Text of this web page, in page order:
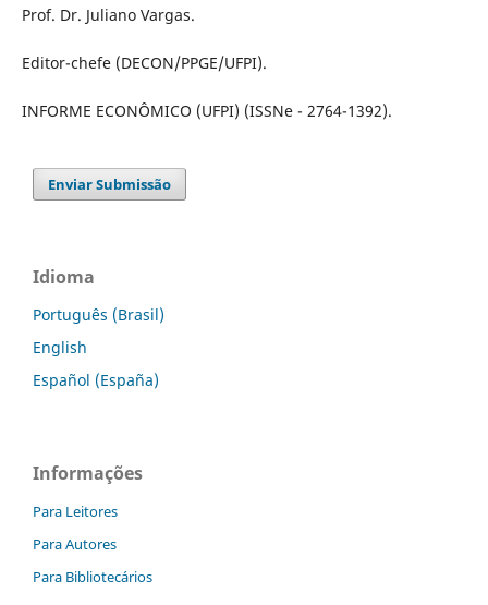
Prof. Dr. Juliano Vargas.
Editor-chefe (DECON/PPGE/UFPI).
INFORME ECONÔMICO (UFPI) (ISSNe - 2764-1392).
Enviar Submissão
Idioma
Português (Brasil)
English
Español (España)
Informações
Para Leitores
Para Autores
Para Bibliotecários